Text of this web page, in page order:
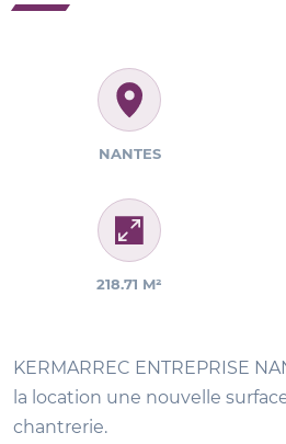
NANTES
218.71 M²
KERMARREC ENTREPRISE
la location une nouvelle
chantrerie.